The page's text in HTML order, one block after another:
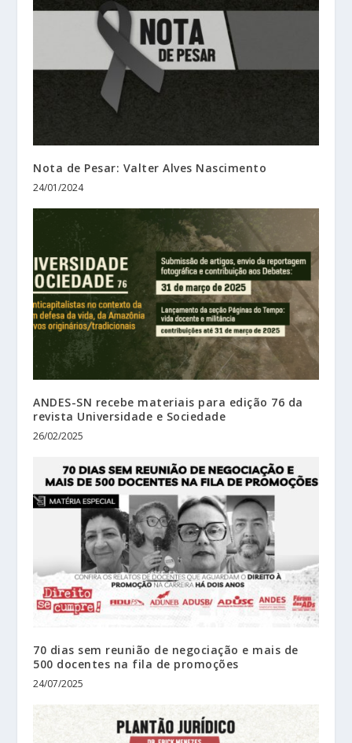
Nota de Pesar: Valter Alves Nascimento
24/01/2024
ANDES-SN recebe materiais para edição 76 da
revista Universidade e Sociedade
26/02/2025
70 dias sem reunião de negociação e mais de
500 docentes na fila de promoções
24/07/2025